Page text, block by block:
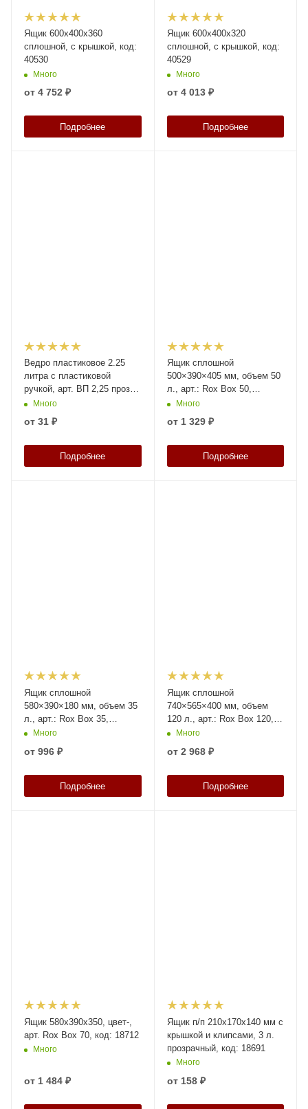
Ящик 600х400х360
сплошной, с крышкой, код:
40530
Много
от 4 752 ₽
Подробнее
Ящик 600х400х320
сплошной, с крышкой, код:
40529
Много
от 4 013 ₽
Подробнее
Ведро пластиковое 2.25
литра с пластиковой
ручкой, арт. ВП 2,25 прозр,
код: 03105
Много
от 31 ₽
Подробнее
Ящик сплошной
500×390×405 мм, объем 50
л., арт.: Rox Box 50,
прозрачный, код: 18710
Много
от 1 329 ₽
Подробнее
Ящик сплошной
580×390×180 мм, объем 35
л., арт.: Rox Box 35,
прозрачный, код: 18708
Много
от 996 ₽
Подробнее
Ящик сплошной
740×565×400 мм, объем
120 л., арт.: Rox Box 120,
прозрачный, код: 18714
Много
от 2 968 ₽
Подробнее
Ящик 580х390х350, цвет-,
арт. Rox Box 70, код: 18712
Много
от 1 484 ₽
Ящик п/п 210х170х140 мм с
крышкой и клипсами, 3 л.
прозрачный, код: 18691
Много
от 158 ₽